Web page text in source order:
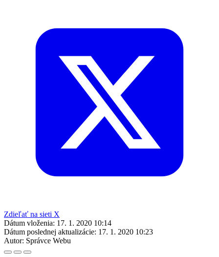
Zdieľať na sieti X
Dátum vloženia: 17. 1. 2020 10:14
Dátum poslednej aktualizácie: 17. 1. 2020 10:23
Autor: Správce Webu